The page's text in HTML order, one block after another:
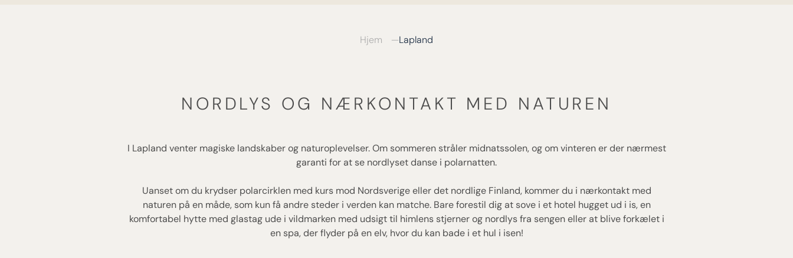
Hjem Lapland
NORDLYS OG NÆRKONTAKT MED NATUREN
I Lapland venter magiske landskaber og naturoplevelser. Om sommeren stråler midnatssolen, og om vinteren er der nærmest
garanti for at se nordlyset danse i polarnatten.
Uanset om du krydser polarcirklen med kurs mod Nordsverige eller det nordlige Finland, kommer du i nærkontakt med
naturen på en måde, som kun få andre steder i verden kan matche. Bare forestil dig at sove i et hotel hugget ud i is, en
komfortabel hytte med glastag ude i vildmarken med udsigt til himlens stjerner og nordlys fra sengen eller at blive forkælet i
en spa, der flyder på en elv, hvor du kan bade i et hul i isen!